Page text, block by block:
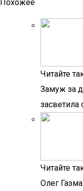
Похожее
Читайте
Замуж за
засветила
Читайте
Олег